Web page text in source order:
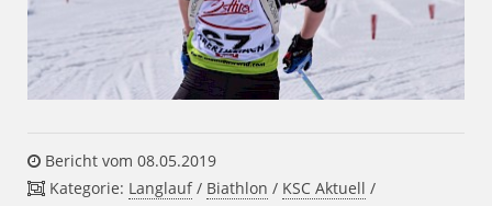
Bericht vom 08.05.2019
Kategorie: Langlauf/ Biathlon / KSC Aktuell /